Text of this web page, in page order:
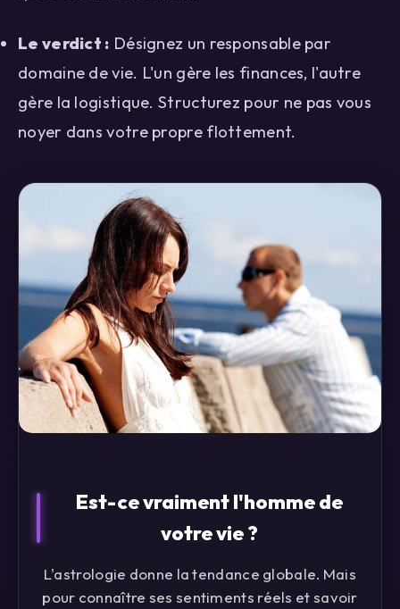
Le verdict : Désignez un responsable par
domaine de vie. L'un gère les finances, l'autre
gère la logistique. Structurez pour ne pas vous
noyer dans votre propre flottement.
Est-ce vraiment l'homme de
votre vie ?
L'astrologie donne la tendance globale. Mais
pour connaître ses sentiments réels et savoir